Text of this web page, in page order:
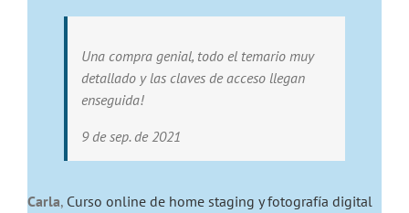
Una compra genial, todo el temario muy
detallado y las claves de acceso llegan
enseguida!
9 de sep. de 2021
Carla, Curso online de home staging y fotografía digital